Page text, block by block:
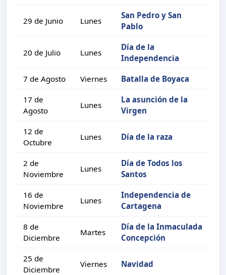
29 de Junio Lunes
San Pedro y San
Pablo
20 de Julio Lunes
Día de la
Independencia
7 de Agosto Viernes Batalla de Boyaca
17 de
Agosto
Lunes
La asunción de la
Virgen
12 de
Octubre
Lunes Día de la raza
2 de
Noviembre
Lunes
Día de Todos los
Santos
16 de
Noviembre
Lunes
Independencia de
Cartagena
8 de
Diciembre
Martes
Día de la Inmaculada
Concepción
25 de
Diciembre
Viernes Navidad